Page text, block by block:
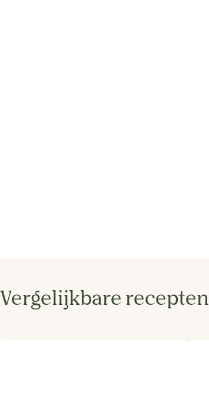
Vergelijkbare recepten